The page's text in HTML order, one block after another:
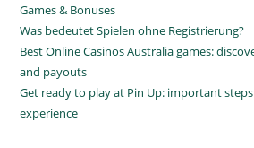
Games & Bonuses
Was bedeutet Spielen ohne Registrierung?
Best Online Casinos Australia games:
and payouts
Get ready to play at Pin Up: important
experience